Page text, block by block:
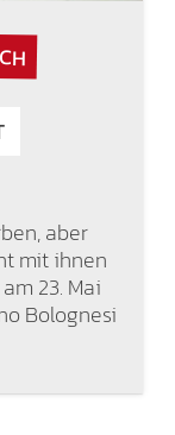
aber
mit ihnen
23. Mai
Bolognesi